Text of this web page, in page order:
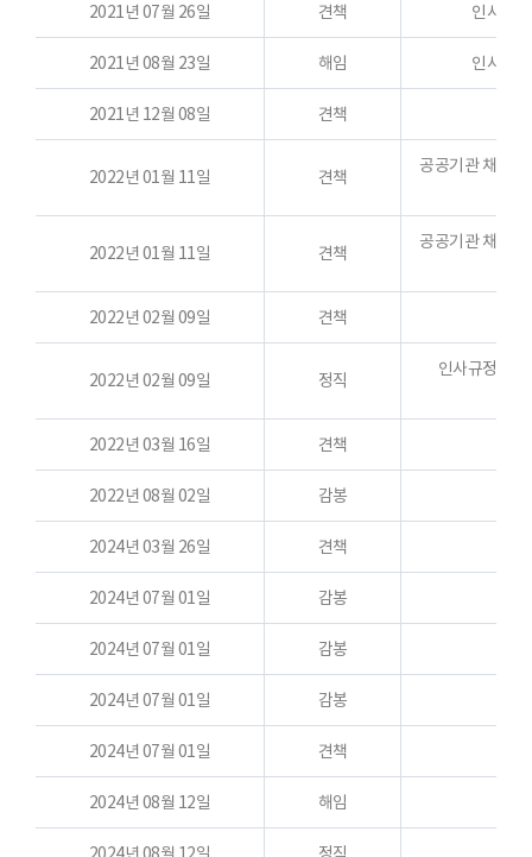
2021년 07월 26일 견책 인사규
2021년 08월 23일 해임 인사규
2021년 12월 08일 견책
2022년 01월 11일 견책
공공기관 채용비
2022년 01월 11일 견책
공공기관 채용비
2022년 02월 09일 견책
2022년 02월 09일 정직
인사규정, 취
2022년 03월 16일 견책
2022년 08월 02일 감봉
2024년 03월 26일 견책
2024년 07월 01일 감봉
2024년 07월 01일 감봉
2024년 07월 01일 감봉
2024년 07월 01일 견책
2024년 08월 12일 해임